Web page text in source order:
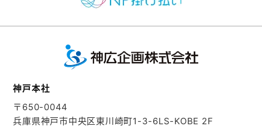
神戸本社
〒650-0044
兵庫県神戸市中央区東川崎町1-3-6LS-KOBE 2F